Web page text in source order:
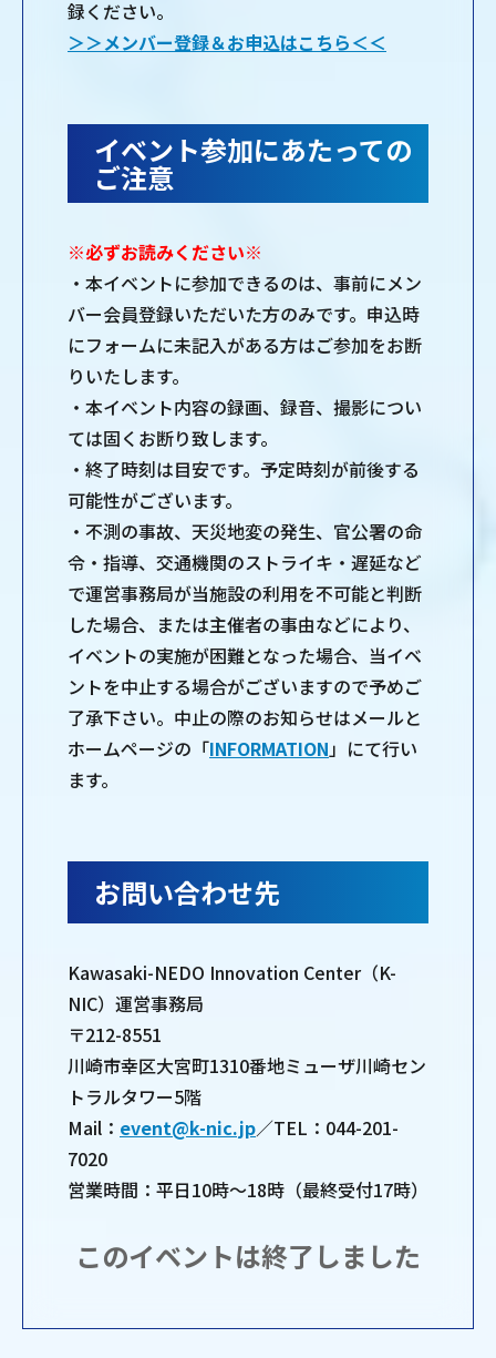
録ください。
＞＞メンバー登録＆お申込はこちら＜＜
イベント参加にあたっての
ご注意
※必ずお読みください※
・本イベントに参加できるのは、事前にメン
バー会員登録いただいた方のみです。申込時
にフォームに未記入がある方はご参加をお断
りいたします。
・本イベント内容の録画、録音、撮影につい
ては固くお断り致します。
・終了時刻は目安です。予定時刻が前後する
可能性がございます。
・不測の事故、天災地変の発生、官公署の命
令・指導、交通機関のストライキ・遅延など
で運営事務局が当施設の利用を不可能と判断
した場合、または主催者の事由などにより、
イベントの実施が困難となった場合、当イベ
ントを中止する場合がございますので予めご
了承下さい。中止の際のお知らせはメールと
ホームページの「INFORMATION」にて行い
ます。
お問い合わせ先
Kawasaki-NEDO Innovation Center（K-
NIC）運営事務局
〒212-8551
川崎市幸区大宮町1310番地ミューザ川崎セン
トラルタワー5階
Mail： event@k-nic.jp／TEL：044-201-
7020
営業時間：平日10時～18時（最終受付17時）
このイベントは終了しました